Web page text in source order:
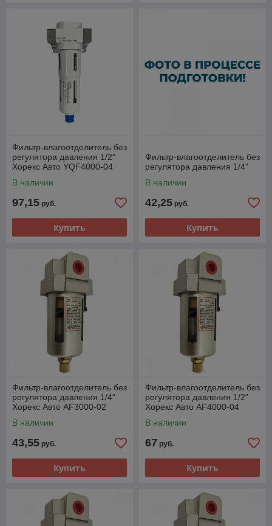
Фильтр-влагоотделитель без
регулятора давления 1/2"
Хорекс Авто YQF4000-04
В наличии
97,15 руб.
Купить
Фильтр-влагоотделитель без
регулятора давления 1/4"
В наличии
42,25 руб.
Купить
Фильтр-влагоотделитель без
регулятора давления 1/4"
Хорекс Авто AF3000-02
В наличии
43,55 руб.
Купить
Фильтр-влагоотделитель без
регулятора давления 1/2"
Хорекс Авто AF4000-04
В наличии
67 руб.
Купить